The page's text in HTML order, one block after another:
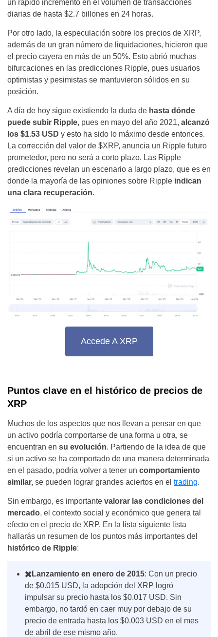
un rápido incremento en el volumen de transacciones
diarias de hasta $2.7 billones en 24 horas.
Por otro lado, la especulación sobre los precios de XRP,
además de un gran número de liquidaciones, hicieron que
el precio cayera en más de un 50%. Esto abrió muchas
bifurcaciones en las predicciones Ripple, pues usuarios
optimistas y pesimistas se mantuvieron sólidos en su
posición.
A día de hoy sigue existiendo la duda de hasta dónde
puede subir Ripple, pues en mayo del año 2021, alcanzó
los $1.53 USD y esto ha sido lo máximo desde entonces.
La corrección del valor de $XRP, anuncia un Ripple futuro
prometedor, pero no será a corto plazo. Las Ripple
predicciones revelan un escenario a largo plazo, que es en
donde la mayoría de las opiniones sobre Ripple indican
una clara recuperación.
Accede A XRP
Puntos clave en el histórico de precios de
XRP
Muchos de los aspectos que nos llevan a pensar en que
un activo podría comportarse de una forma u otra, se
encuentran en su evolución. Partiendo de la idea de que
si un activo se ha comportado de una manera determinada
en el pasado, podría volver a tener un comportamiento
similar, se pueden lograr grandes aciertos en el trading.
Sin embargo, es importante valorar las condiciones del
mercado, el contexto social y económico que genera tal
efecto en el precio de XRP. En la lista siguiente lista
hallarás un resumen de los puntos más importantes del
histórico de Ripple:
✖️Lanzamiento en enero de 2015: Con un precio
de $0.015 USD, la adopción del XRP logró
impulsar su precio hasta los $0.017 USD. Sin
embargo, no tardó en caer muy por debajo de su
precio de entrada hasta los $0.003 USD en el mes
de abril de ese mismo año.